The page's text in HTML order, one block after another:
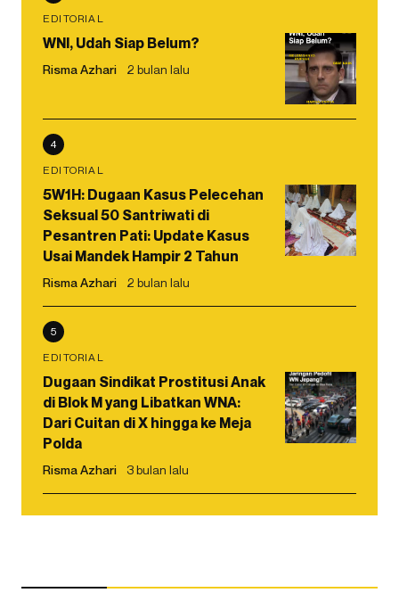
EDITORIAL
WNI, Udah Siap Belum?
Risma Azhari 2 bulan lalu
4
EDITORIAL
5W1H: Dugaan Kasus Pelecehan
Seksual 50 Santriwati di
Pesantren Pati: Update Kasus
Usai Mandek Hampir 2 Tahun
Risma Azhari 2 bulan lalu
5
EDITORIAL
Dugaan Sindikat Prostitusi Anak
di Blok M yang Libatkan WNA:
Dari Cuitan di X hingga ke Meja
Polda
Risma Azhari 3 bulan lalu